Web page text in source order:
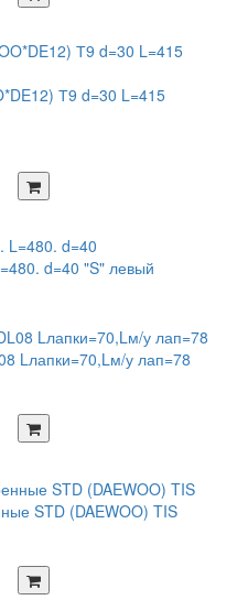
Т9 d=30 L=415
d=40 "S" левый
Lлапки=70,Lм/у лап=78
STD (DAEWOO) TIS